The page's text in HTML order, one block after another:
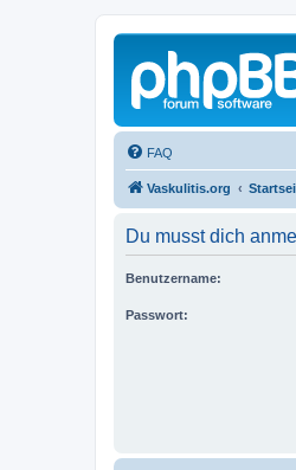
FAQ
Vaskulitis.org
Du musst dich
Benutzername:
Passwort: